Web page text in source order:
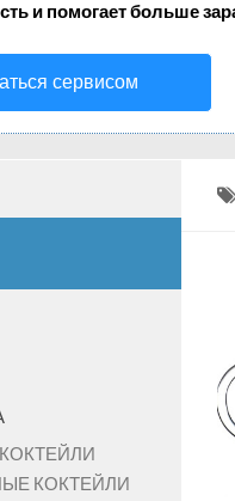
и помогает больше
сервисом
КОКТЕЙЛИ